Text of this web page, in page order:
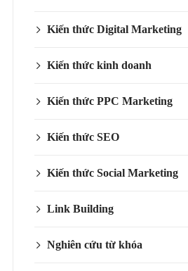
Kiến thức Digital Marketing
Kiến thức kinh doanh
Kiến thức PPC Marketing
Kiến thức SEO
Kiến thức Social Marketing
Link Building
Nghiên cứu từ khóa